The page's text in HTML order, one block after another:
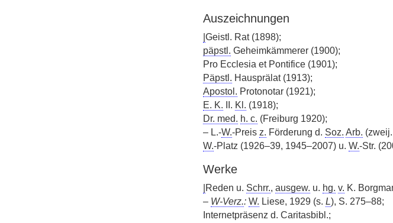
Auszeichnungen
Geistl. Rat (1898);
päpstl. Geheimkämmerer (1900);
Pro Ecclesia et Pontifice (1901);
Päpstl. Hausprälat (1913);
Apostol. Protonotar (1921);
E. K. II. Kl. (1918);
Dr. med. h. c. (Freiburg 1920);
– L.-W.-Preis z. Förderung d. Soz. Arb.
W.-Platz (1926–39, 1945–2007) u. W.-Str.
Werke
Reden u. Schrr., ausgew. u. hg. v. K.
– W-Verz.: W. Liese, 1929 (s. L), S. 275–88;
Internetpräsenz d. Caritasbibl.;